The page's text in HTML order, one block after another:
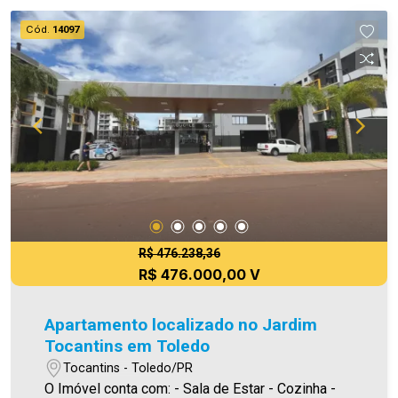
casa! - As informações aqui prestadas são
verdadeiras, todavia, reservamo-nos o direito de
corrigir qualquer erro de digitação e/ou ortografia,
bem como alteração dos preços e imagens.
Fotos meramente ilustrativas
Cód. 14097
R$ 476.238,36
R$ 476.000,00 V
Apartamento localizado no Jardim
Tocantins em Toledo
Tocantins - Toledo/PR
O Imóvel conta com: - Sala de Estar - Cozinha -